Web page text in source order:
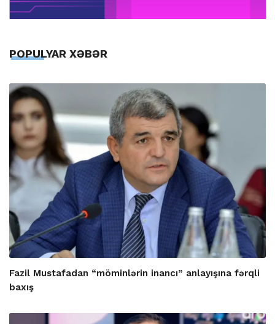
POPULYAR XƏBƏR
Fazil Mustafadan “möminlərin inancı” anlayışına fərqli
baxış